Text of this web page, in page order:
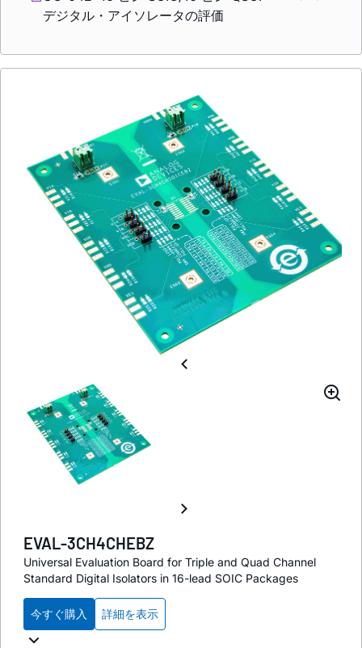
デジタル・アイソレータの評価
EVAL-3CH4CHEBZ
Universal Evaluation Board for Triple and Quad Channel
Standard Digital Isolators in 16-lead SOIC Packages
今すぐ購入 詳細を表示